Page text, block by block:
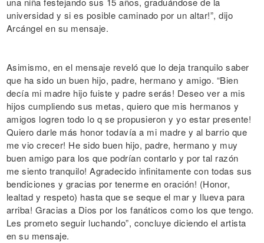
universidad y si es posible caminado por un altar!”, dijo
Arcángel en su mensaje.
Asimismo, en el mensaje reveló que lo deja tranquilo saber
que ha sido un buen hijo, padre, hermano y amigo. “Bien
decía mi madre hijo fuiste y padre serás! Deseo ver a mis
hijos cumpliendo sus metas, quiero que mis hermanos y
amigos logren todo lo q se propusieron y yo estar presente!
Quiero darle más honor todavía a mi madre y al barrio que
me vio crecer! He sido buen hijo, padre, hermano y muy
buen amigo para los que podrían contarlo y por tal razón
me siento tranquilo! Agradecido infinitamente con todas sus
bendiciones y gracias por tenerme en oración! (Honor,
lealtad y respeto) hasta que se seque el mar y llueva para
arriba! Gracias a Dios por los fanáticos como los que tengo.
Les prometo seguir luchando”, concluye diciendo el artista
en su mensaje.